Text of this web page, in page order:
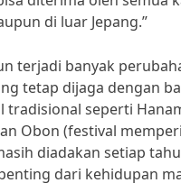
di luar Jepang.”
terjadi banyak
tetap dijaga dengan
tradisional seperti
Obon (festival
diadakan setiap
dari kehidupan